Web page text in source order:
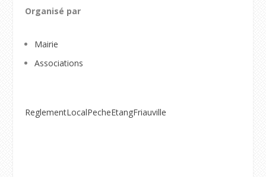
Organisé par
Mairie
Associations
ReglementLocalPecheEtangFriauville